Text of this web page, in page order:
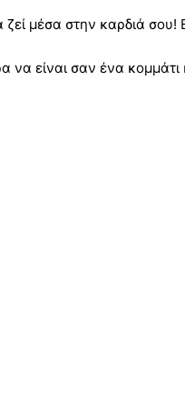
ζεί μέσα στην καρδιά σου!
να είναι σαν ένα κομμάτι